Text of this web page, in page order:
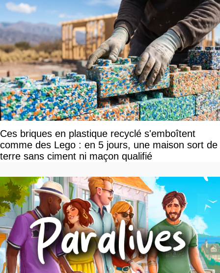
Ces briques en plastique recyclé s'emboîtent
comme des Lego : en 5 jours, une maison sort de
terre sans ciment ni maçon qualifié